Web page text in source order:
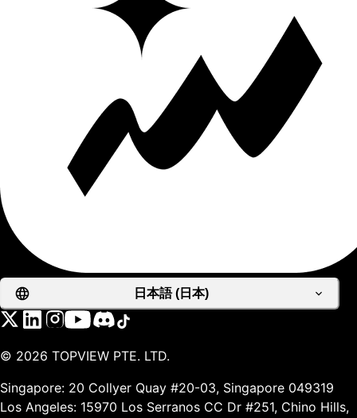
日本語 (日本)
© 2026 TOPVIEW PTE. LTD.
Singapore: 20 Collyer Quay #20-03, Singapore 049319
Los Angeles: 15970 Los Serranos CC Dr #251, Chino Hills,